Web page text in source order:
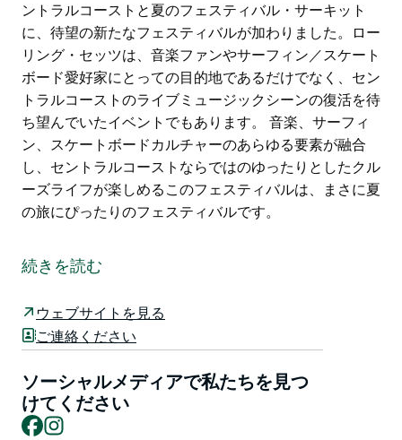
ントラルコーストと夏のフェスティバル・サーキット
に、待望の新たなフェスティバルが加わりました。ロー
リング・セッツは、音楽ファンやサーフィン／スケート
ボード愛好家にとっての目的地であるだけでなく、セン
トラルコーストのライブミュージックシーンの復活を待
ち望んでいたイベントでもあります。 音楽、サーフィ
ン、スケートボードカルチャーのあらゆる要素が融合
し、セントラルコーストならではのゆったりとしたクル
ーズライフが楽しめるこのフェスティバルは、まさに夏
の旅にぴったりのフェスティバルです。
ウェールズ州セントラルコーストで開催されます。
に、待望の新たなフェスティバルが加わりました。ロー
リング・セッツは、音楽ファンやサーフィン／スケート
トラルコーストのライブミュージックシーンの復活を待
ち望んでいたイベントでもあります。
音楽、サーフィン、スケートボードカルチャーのあらゆ
続きを読む
ウェブサイトを見る
ご連絡ください
ソーシャルメディアで私たちを見つ
けてください
Facebook